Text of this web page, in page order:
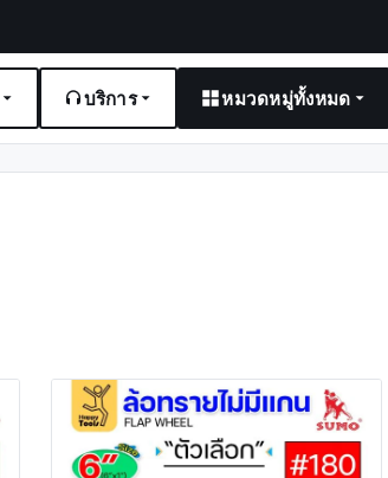
บริการ หมวดหมู่ทั้งหมด